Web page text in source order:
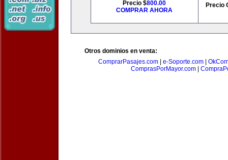
Precio $800.00
COMPRAR AHORA
Precio
Otros dominios en venta:
ComprarPasajes.com
e-Soporte.com
ComprasPorMayor.com|